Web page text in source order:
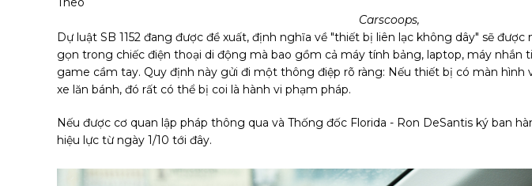
Carscoops,
Dự luật SB 1152 đang được đề xuất, định nghĩa về "thiết bị liên lạc không dây" sẽ
gọn trong chiếc điện thoại di động mà bao gồm cả máy tính bảng, laptop, máy nhắn
game cầm tay. Quy định này gửi đi một thông điệp rõ ràng: Nếu thiết bị có màn hình
xe lăn bánh, đó rất có thể bị coi là hành vi phạm pháp.
Nếu được cơ quan lập pháp thông qua và Thống đốc Florida - Ron DeSantis ký ban
hiệu lực từ ngày 1/10 tới đây.